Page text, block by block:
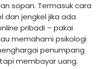
sopan. Termasuk cara
dan jengkel jika ada
pribadi – pakai
memahami psikologi
penumpang
membayar uang.